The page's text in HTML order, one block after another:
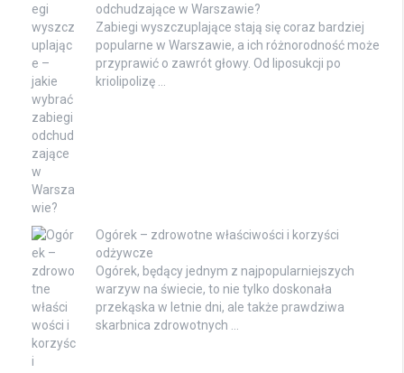
odchudzające w Warszawie?
Zabiegi wyszczuplające stają się coraz bardziej
popularne w Warszawie, a ich różnorodność może
przyprawić o zawrót głowy. Od liposukcji po
kriolipolizę …
Ogórek – zdrowotne właściwości i korzyści
odżywcze
Ogórek, będący jednym z najpopularniejszych
warzyw na świecie, to nie tylko doskonała
przekąska w letnie dni, ale także prawdziwa
skarbnica zdrowotnych …